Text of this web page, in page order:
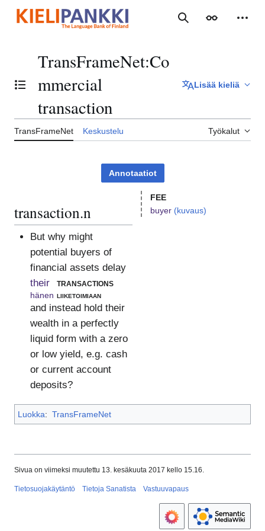
sisältöön
Haku Ulkoasu
Vaihda sisällysluettelo
TransFrameNet:Co
mmercial
transaction
Lisää kieliä
TransFrameNet Keskustelu Työkalut
Annotaatiot
transaction.n
But why might
potential buyers of
financial assets delay
their
hänen
transactions
liiketoimiaan
and instead hold their
wealth in a perfectly
liquid form with a zero
or low yield, e.g. cash
or current account
deposits?
FEE
buyer (kuvaus)
Luokka: TransFrameNet
Sivua on viimeksi muutettu 13. kesäkuuta 2017 kello 15.16.
Tietosuojakäytäntö Tietoja Sanatista Vastuuvapaus